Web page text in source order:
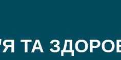
ТА